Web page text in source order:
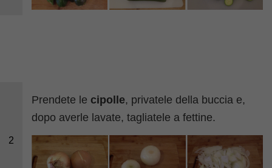
2
Prendete le cipolle, privatele della buccia e,
dopo averle lavate, tagliatele a fettine.